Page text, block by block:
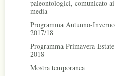
paleontologici, comunicato ai
media
Programma Autunno-Inverno
2017/18
Programma Primavera-Estate
2018
Mostra temporanea